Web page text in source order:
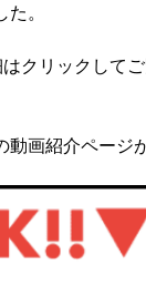
。
リックしてご
動画紹介ページ